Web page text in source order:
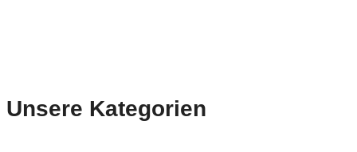
Unsere Kategorien